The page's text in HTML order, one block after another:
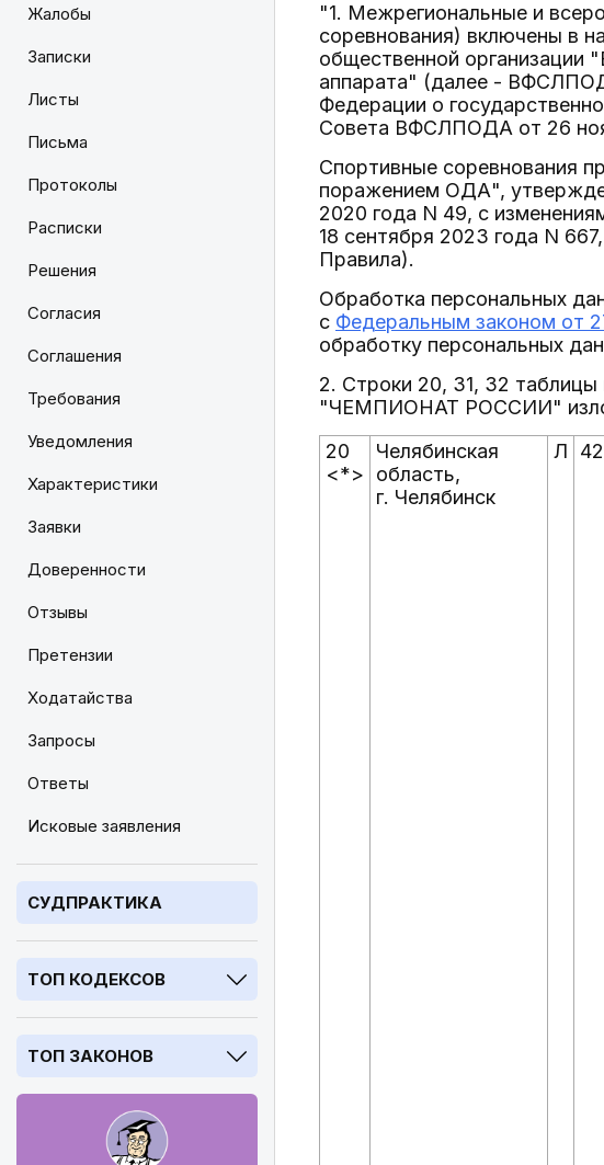
Жалобы
Записки
Листы
Письма
Протоколы
Расписки
Решения
Согласия
Соглашения
Требования
Уведомления
Характеристики
Заявки
Доверенности
Отзывы
Претензии
Ходатайства
Запросы
Ответы
Исковые заявления
СУДПРАКТИКА
ТОП КОДЕКСОВ
ТОП ЗАКОНОВ
"1. Межрегиональные и
соревнования) включены в
общественной организации
аппарата" (далее -
Федерации о
Совета ВФСЛПОДА от 26
Спортивные соревнования
поражением ОДА",
2020 года N 49, с
18 сентября 2023 года N
Правила).
Обработка персональных
с Федеральным законом от
обработку персональных
2. Строки 20, 31, 32
"ЧЕМПИОНАТ РОССИИ"
20
<*>
Челябинская
область,
г. Челябинск
Л